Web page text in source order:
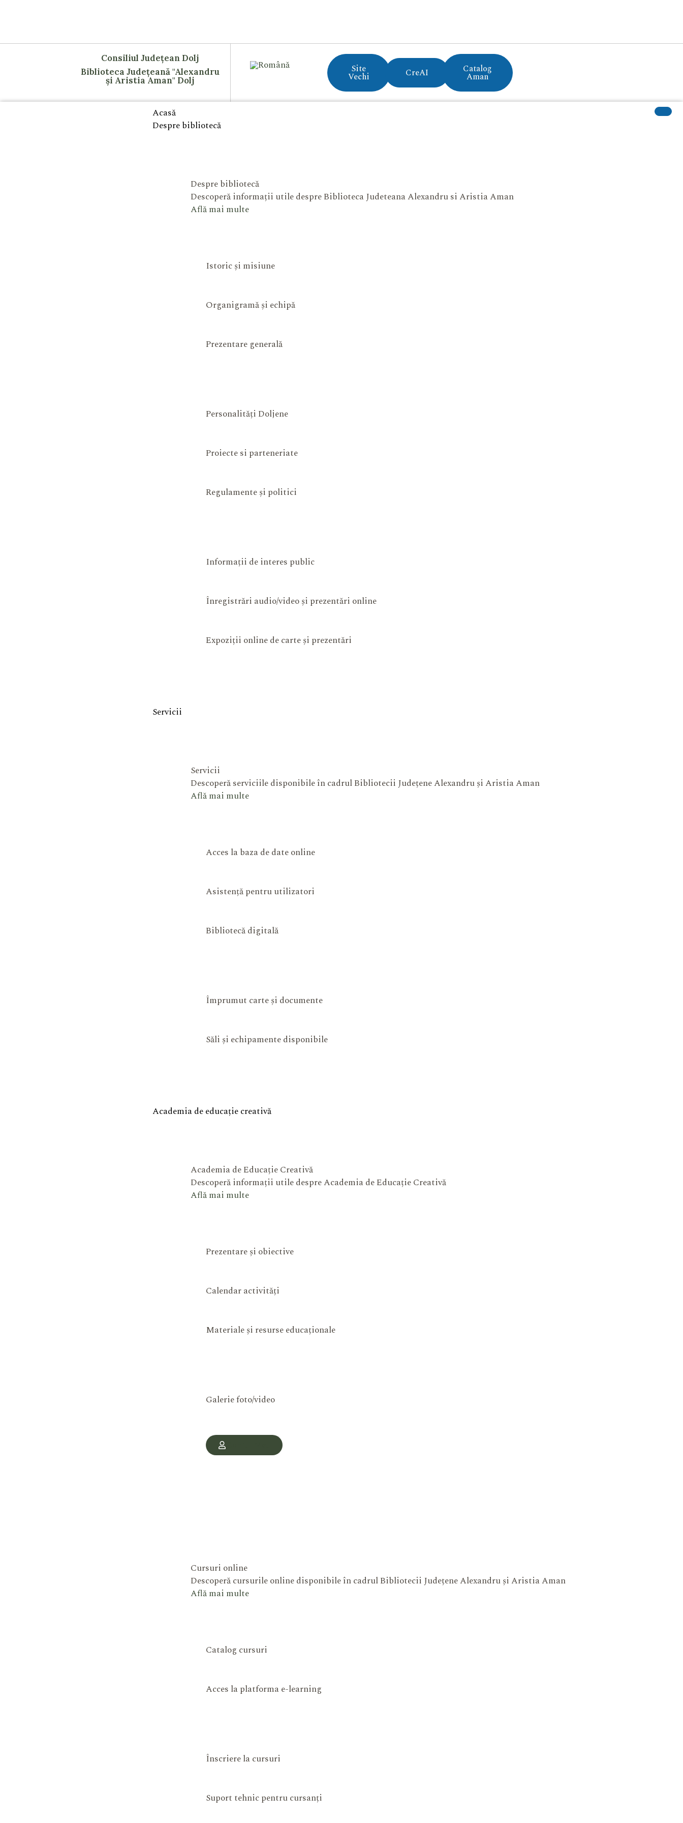
Consiliul Județean Dolj
Biblioteca Județeană "Alexandru
și Aristia Aman" Dolj
Site
Vechi CreAI Catalog
Aman
Acasă
Despre bibliotecă
Despre bibliotecă
Descoperă informații utile despre Biblioteca Judeteana Alexandru si Aristia Aman
Află mai multe
Istoric și misiune
Organigramă și echipă
Prezentare generală
Personalități Doljene
Proiecte si parteneriate
Regulamente și politici
Informații de interes public
Înregistrări audio/video și prezentări online
Expoziții online de carte și prezentări
Servicii
Servicii
Descoperă serviciile disponibile în cadrul Bibliotecii Județene Alexandru și Aristia Aman
Află mai multe
Acces la baza de date online
Asistență pentru utilizatori
Bibliotecă digitală
Împrumut carte și documente
Săli și echipamente disponibile
Academia de educație creativă
Academia de Educație Creativă
Descoperă informații utile despre Academia de Educație Creativă
Află mai multe
Prezentare și obiective
Calendar activități
Materiale și resurse educaționale
Galerie foto/video
Cursuri online
Descoperă cursurile online disponibile în cadrul Bibliotecii Județene Alexandru și Aristia Aman
Află mai multe
Catalog cursuri
Acces la platforma e-learning
Înscriere la cursuri
Suport tehnic pentru cursanți